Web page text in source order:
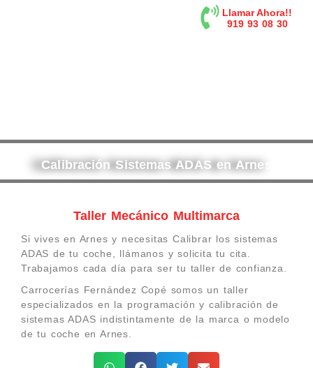
Llamar Ahora!!
919 93 08 30
Calibración Sistemas ADAS en Arnes
Taller Mecánico Multimarca
Si vives en Arnes y necesitas Calibrar los sistemas
ADAS de tu coche, llámanos y solicita tu cita.
Trabajamos cada día para ser tu taller de confianza.
Carrocerías Fernández Copé somos un taller
especializados en la programación y calibración de
sistemas ADAS indistintamente de la marca o modelo
de tu coche en Arnes.